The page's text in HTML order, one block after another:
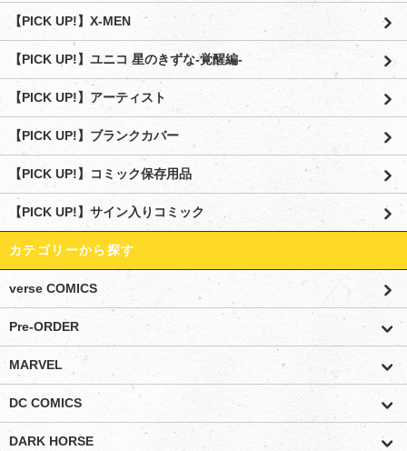
【PICK UP!】X-MEN
【PICK UP!】ユニコ 星のきずな-覚醒編-
【PICK UP!】アーティスト
【PICK UP!】ブランクカバー
【PICK UP!】コミック保存用品
【PICK UP!】サイン入りコミック
カテゴリーから探す
verse COMICS
Pre-ORDER
MARVEL
DC COMICS
DARK HORSE